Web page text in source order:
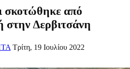
σκοτώθηκε από
στην Δερβιτσάνη
Τρίτη, 19 Ιουλίου 2022